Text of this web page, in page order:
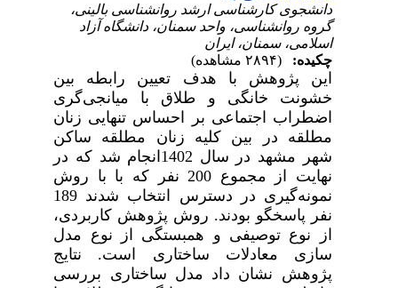
دانشجوی کارشناسی ارشد روانشناسی بالینی،
گروه روانشناسی، واحد سمنان، دانشگاه آزاد
اسلامی، سمنان، ایران
چکیده:
این پژوهش با هدف
تعیین رابطه بین
خشونت خانگی و طلاق با میانجی‌گری
اضطراب اجتماعی بر احساس تنهایی زنان
مطلقه
در بین کلیه
زنان مطلقه ساکن
شهر مشهد در سال 1402انجام شد که در
نهایت از مجموع 200 نفر که با
با روش
نمونه‌گیری در دسترس انتخاب شدند 189
نفر پاسخگو بودند. روش پژوهش کاربردی،
از نوع توصیفی و همبستگی از نوع مدل
سازی معادلات ساختاری
است. نتایج
پژوهش نشان داد مدل ساختاری بررسی